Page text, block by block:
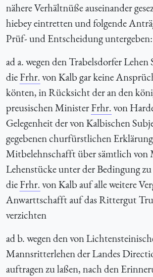
nähere Verhältnüße auseinander
hiebey eintretten und folgende
Prüf- und Entscheidung untergeben:
ad a. wegen den Trabelsdorfer
dieFrhr.von Kalb gar keine
könten, in Rücksicht der an den
preusischen MinisterFrhr.von
Gelegenheit der von Kalbischen
gegebenen churfürstlichen
Mitbelehnschafft über sämtlich von
Lehenstücke unter der Bedingung
dieFrhr.von Kalb auf alle weitere
Anwarttschafft auf das Rittergut
verzichten
ad b. wegen den von
Mannsritterlehen der Landes
auftragen zu laßen, nach den